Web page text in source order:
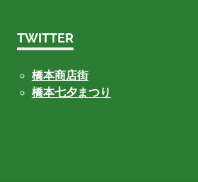
TWITTER
橋本商店街
橋本七夕まつり